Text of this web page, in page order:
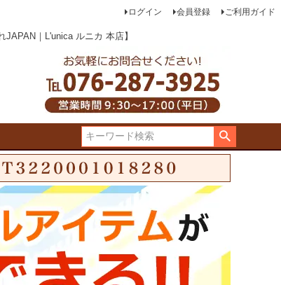
ログイン 会員登録 ご利用ガイド
｜L'unica ルニカ 本店】